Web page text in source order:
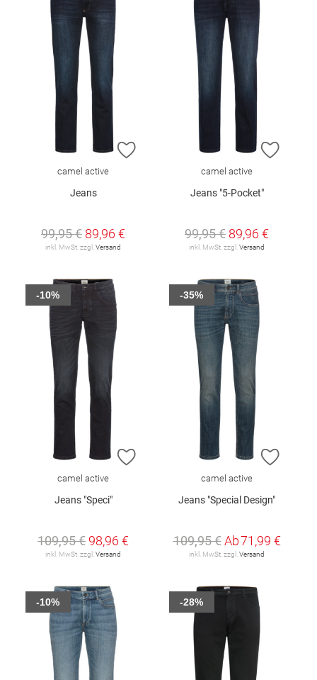
ZUR WUNSCHLISTE HINZUFÜGEN
camel active
Jeans
99,95 € 89,96 €
inkl. MwSt. zzgl. Versand
ZUR
camel active
Jeans "5-Pocket"
99,95 € 89,96 €
inkl. MwSt. zzgl. Versand
ZUR WUNSCHLISTE HINZUFÜGEN
camel active
Jeans "Speci"
109,95 € 98,96 €
inkl. MwSt. zzgl. Versand
-10%
ZUR
camel active
Jeans "Special Design"
109,95 € Ab71,99 €
inkl. MwSt. zzgl. Versand
-35%
-10% -28%